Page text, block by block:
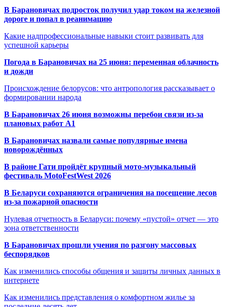
В Барановичах подросток получил удар током на железной
дороге и попал в реанимацию
Какие надпрофессиональные навыки стоит развивать для
успешной карьеры
Погода в Барановичах на 25 июня: переменная облачность
и дожди
Происхождение белорусов: что антропология рассказывает о
формировании народа
В Барановичах 26 июня возможны перебои связи из-за
плановых работ A1
В Барановичах назвали самые популярные имена
новорождённых
В районе Гати пройдёт крупный мото-музыкальный
фестиваль MotoFestWest 2026
В Беларуси сохраняются ограничения на посещение лесов
из-за пожарной опасности
Нулевая отчетность в Беларуси: почему «пустой» отчет — это
зона ответственности
В Барановичах прошли учения по разгону массовых
беспорядков
Как изменились способы общения и защиты личных данных в
интернете
Как изменились представления о комфортном жилье за